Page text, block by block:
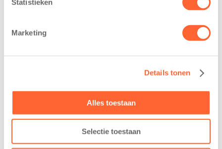
Statistieken
Marketing
Details tonen
Alles toestaan
Selectie toestaan
realisatie van een
Noord-Nederland
Kinderopvang is
nieuwe
naamsponsor